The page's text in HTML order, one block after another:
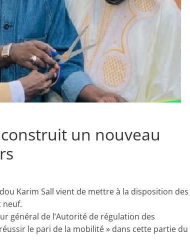
un nouveau
Karim Sall vient de mettre à la disposition des
neuf.
général de l’Autorité de régulation des
le pari de la mobilité » dans cette partie du